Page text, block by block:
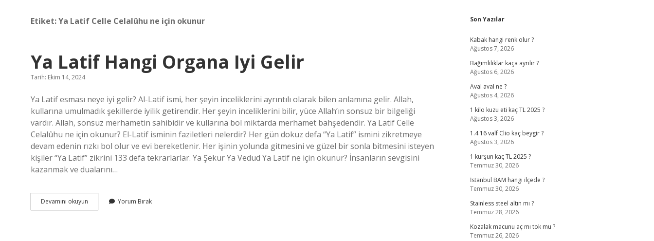
Etiket:Ya Latif Celle Celalûhu ne için okunur
Ya Latif Hangi Organa Iyi Gelir
Tarih: Ekim 14, 2024
Ya Latif esması neye iyi gelir? Al-Latif ismi, her şeyin inceliklerini ayrıntılı olarak bilen anlamına gelir. Allah,
kullarına umulmadık şekillerde iyilik getirendir. Her şeyin inceliklerini bilir, yüce Allah’ın sonsuz bir bilgeliği
vardır. Allah, sonsuz merhametin sahibidir ve kullarına bol miktarda merhamet bahşedendir. Ya Latif Celle
Celalûhu ne için okunur? El-Latif isminin faziletleri nelerdir? Her gün dokuz defa “Ya Latif” ismini zikretmeye
devam edenin rızkı bol olur ve evi bereketlenir. Her işinin yolunda gitmesini ve güzel bir sonla bitmesini isteyen
kişiler “Ya Latif” zikrini 133 defa tekrarlarlar. Ya Şekur Ya Vedud Ya Latif ne için okunur? İnsanların sevgisini
kazanmak ve dualarını…
Devamını okuyun
Latif
Yorum Bırak
Sidebar
Son Yazılar
Kabak hangi renk olur ?
Ağustos 7, 2026
Bağımlılıklar kaça ayrılır ?
Ağustos 6, 2026
Aval aval ne ?
Ağustos 4, 2026
1 kilo kuzu eti kaç TL 2025 ?
Ağustos 3, 2026
1.4 16 valf Clio kaç beygir ?
Ağustos 3, 2026
1 kurşun kaç TL 2025 ?
Temmuz 30, 2026
İstanbul BAM hangi ilçede ?
Temmuz 30, 2026
Stainless steel altın mı ?
Temmuz 28, 2026
Kozalak macunu aç mı tok mu ?
Temmuz 26, 2026